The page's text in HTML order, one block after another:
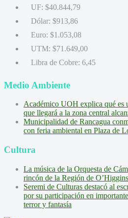
UF: $40.844,79
Dólar: $913,86
Euro: $1.053,08
UTM: $71.649,00
Libra de Cobre: 6,45
Medio Ambiente
Académico UOH explica qué es
que llegará a la zona central
Municipalidad de Rancagua
con feria ambiental en Plaza de
Cultura
La música de la Orquesta de
rincón de la Región de O’Higgins
Seremi de Culturas destacó al
por su participación en
terror y fantasía